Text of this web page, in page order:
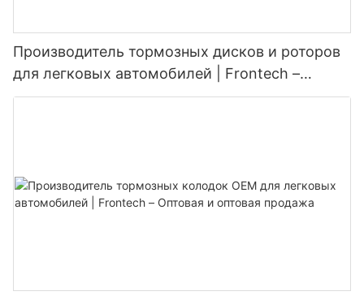
Производитель тормозных дисков и роторов
для легковых автомобилей | Frontech –
Оптовая продажа